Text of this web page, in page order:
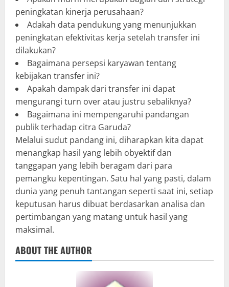
peningkatan kinerja perusahaan?
Adakah data pendukung yang menunjukkan
peningkatan efektivitas kerja setelah transfer ini
dilakukan?
Bagaimana persepsi karyawan tentang
kebijakan transfer ini?
Apakah dampak dari transfer ini dapat
mengurangi turn over atau justru sebaliknya?
Bagaimana ini mempengaruhi pandangan
publik terhadap citra Garuda?
Melalui sudut pandang ini, diharapkan kita dapat
menangkap hasil yang lebih obyektif dan
tanggapan yang lebih beragam dari para
pemangku kepentingan. Satu hal yang pasti, dalam
dunia yang penuh tantangan seperti saat ini, setiap
keputusan harus dibuat berdasarkan analisa dan
pertimbangan yang matang untuk hasil yang
maksimal.
ABOUT THE AUTHOR